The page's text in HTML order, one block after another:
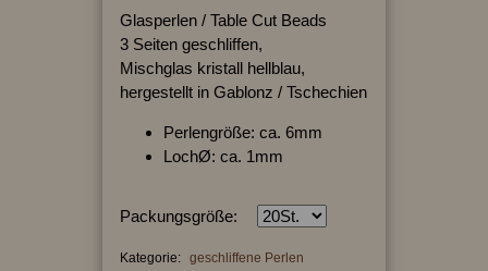
Glasperlen / Table Cut Beads
3 Seiten geschliffen,
Mischglas kristall hellblau,
hergestellt in Gablonz / Tschechien
Perlengröße: ca. 6mm
LochØ: ca. 1mm
Packungsgröße:
Kategorie: geschliffene Perlen